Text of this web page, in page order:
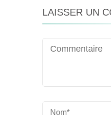
LAISSER UN